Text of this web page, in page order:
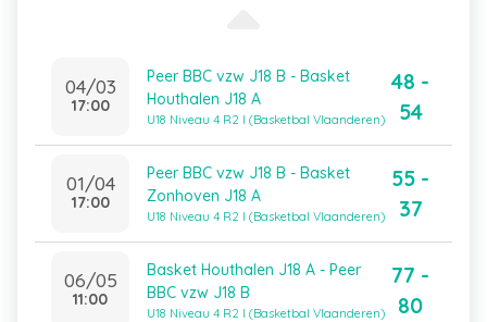
04/03
17:00
Peer BBC vzw J18 B - Basket
Houthalen J18 A
U18 Niveau 4 R2 I (Basketbal Vlaanderen)
48 -
54
01/04
17:00
Peer BBC vzw J18 B - Basket
Zonhoven J18 A
U18 Niveau 4 R2 I (Basketbal Vlaanderen)
55 -
37
06/05
11:00
Basket Houthalen J18 A - Peer
BBC vzw J18 B
U18 Niveau 4 R2 I (Basketbal Vlaanderen)
77 -
80